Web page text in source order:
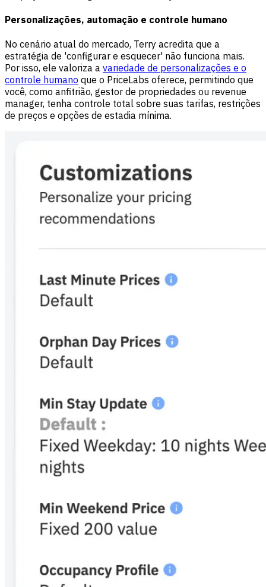
Personalizações, automação e controle humano
No cenário atual do mercado, Terry acredita que a
estratégia de 'configurar e esquecer' não funciona mais.
Por isso, ele valoriza a variedade de personalizações e o
controle humano que o PriceLabs oferece, permitindo que
você, como anfitrião, gestor de propriedades ou revenue
manager, tenha controle total sobre suas tarifas, restrições
de preços e opções de estadia mínima.